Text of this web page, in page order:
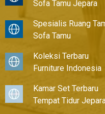
Sofa Tamu Jepara
Spesialis Ruang
Sofa Tamu
Koleksi Terbaru
Furniture Indonesia
Kamar Set Terbaru
Tempat Tidur